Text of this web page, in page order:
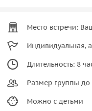
Место встречи:
Индивидуальная,
Длительность: 8
Размер группы до
Можно с детьми